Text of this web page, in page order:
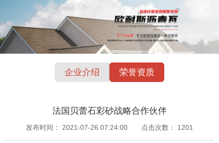
企业介绍 荣誉资质
法国贝蕾石彩砂战略合作伙伴
发布时间： 2021-07-26 07:24:00 点击次数： 1201